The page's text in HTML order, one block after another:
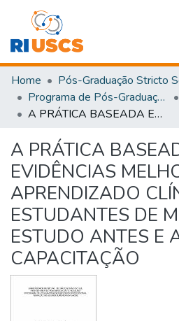
Communities & Collections
Navigate
Statistics
Home
Programa de Pós-Graduação em Ensino em Saúde
A PRÁTICA BASEADA EM EVIDÊNCIAS MELHORA O APRENDIZADO CLÍNICO DE ESTUDANTES DE MEDICINA: UM ESTUDO ANTES E APÓS CAPACITAÇÃO
A PRÁTICA
EVIDÊNCIAS
APRENDIZADO
ESTUDANTES DE
ESTUDO ANTES E
CAPACITAÇÃO